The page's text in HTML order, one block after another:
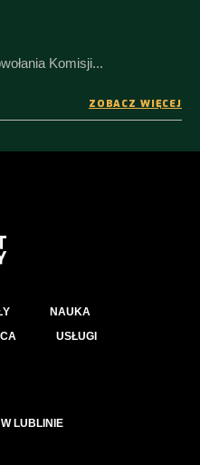
Komisji...
ZOBACZ WIĘCEJ
NAUKA
USŁUGI
LUBLINIE